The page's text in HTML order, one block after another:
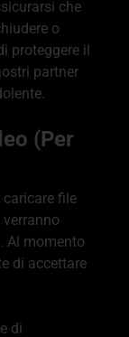
che
o
proteggere il
partner
(Per
caricare file
Al momento
di accettare
di